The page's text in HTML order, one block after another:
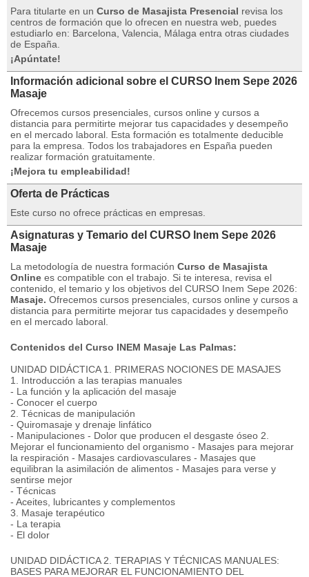
Para titularte en un Curso de Masajista Presencial revisa los
centros de formación que lo ofrecen en nuestra web, puedes
estudiarlo en: Barcelona, ​​Valencia, Málaga entra otras ciudades
de España.
¡Apúntate!
Información adicional sobre el CURSO Inem Sepe 2026
Masaje
Ofrecemos cursos presenciales, cursos online y cursos a
distancia para permitirte mejorar tus capacidades y desempeño
en el mercado laboral. Esta formación es totalmente deducible
para la empresa. Todos los trabajadores en España pueden
realizar formación gratuitamente.
¡Mejora tu empleabilidad!
Oferta de Prácticas
Este curso no ofrece prácticas en empresas.
Asignaturas y Temario del CURSO Inem Sepe 2026
Masaje
La metodología de nuestra formación Curso de Masajista
Online es compatible con el trabajo. Si te interesa, revisa el
contenido, el temario y los objetivos del CURSO Inem Sepe 2026:
Masaje. Ofrecemos cursos presenciales, cursos online y cursos a
distancia para permitirte mejorar tus capacidades y desempeño
en el mercado laboral.
Contenidos del Curso INEM Masaje Las Palmas:
UNIDAD DIDÁCTICA 1. PRIMERAS NOCIONES DE MASAJES
1. Introducción a las terapias manuales
- La función y la aplicación del masaje
- Conocer el cuerpo
2. Técnicas de manipulación
- Quiromasaje y drenaje linfático
- Manipulaciones - Dolor que producen el desgaste óseo 2.
Mejorar el funcionamiento del organismo - Masajes para mejorar
la respiración - Masajes cardiovasculares - Masajes que
equilibran la asimilación de alimentos - Masajes para verse y
sentirse mejor
- Técnicas
- Aceites, lubricantes y complementos
3. Masaje terapéutico
- La terapia
- El dolor
UNIDAD DIDÁCTICA 2. TERAPIAS Y TÉCNICAS MANUALES:
BASES PARA MEJORAR EL FUNCIONAMIENTO DEL